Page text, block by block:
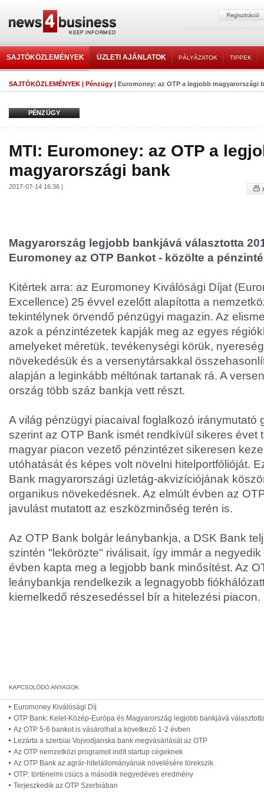
SAJTÓKÖZLEMÉNYEK ÜZLETI AJÁNLATOK PÁLYÁZATOK TIPPEK
SAJTÓKÖZLEMÉNYEK | Pénzügy | Euromoney: az OTP a legjobb magyarországi
PÉNZÜGY
MTI: Euromoney: az OTP a
magyarországi bank
2017-07-14 16:36 |
Magyarország legjobb bankjává választotta
Euromoney az OTP Bankot - közölte a
Kitértek arra: az Euromoney Kiválósági Díjat
Excellence) 25 évvel ezelőtt alapította a
tekintélynek örvendő pénzügyi magazin. Az
azok a pénzintézetek kapják meg az egyes
amelyeket méretük, tevékenységi körük,
növekedésük és a versenytársakkal
alapján a leginkább méltónak tartanak rá. A
ország több száz bankja vett részt.
A világ pénzügyi piacaival foglalkozó iránymutató
szerint az OTP Bank ismét rendkívül sikeres évet
magyar piacon vezető pénzintézet sikeresen
utóhatását és képes volt növelni hitelportfólióját.
Bank magyarországi üzletág-akvizíciójának
organikus növekedésnek. Az elmúlt évben az
javulást mutatott az eszközminőség terén is.
Az OTP Bank bolgár leánybankja, a DSK Bank
szintén "lekörözte" riválisait, így immár a
évben kapta meg a legjobb bank minősítést. Az
leánybankja rendelkezik a legnagyobb
kiemelkedő részesedéssel bír a hitelezési piacon.
Euromoney Kiválósági Díj
OTP Bank: Kelet-Közép-Európa és Magyarország legjobb bankjává
Az OTP 5-6 bankot is vásárolhat a következő 1-2 évben
Lezárta a szerbiai Vojvodjanska bank megvásárlását az OTP
Az OTP nemzetközi programot indít startup cégeknek
Az OTP Bank az agrár-hitelállományának növelésére törekszik
OTP: történelmi csúcs a második negyedéves eredmény
Terjeszkedik az OTP Szerbiában